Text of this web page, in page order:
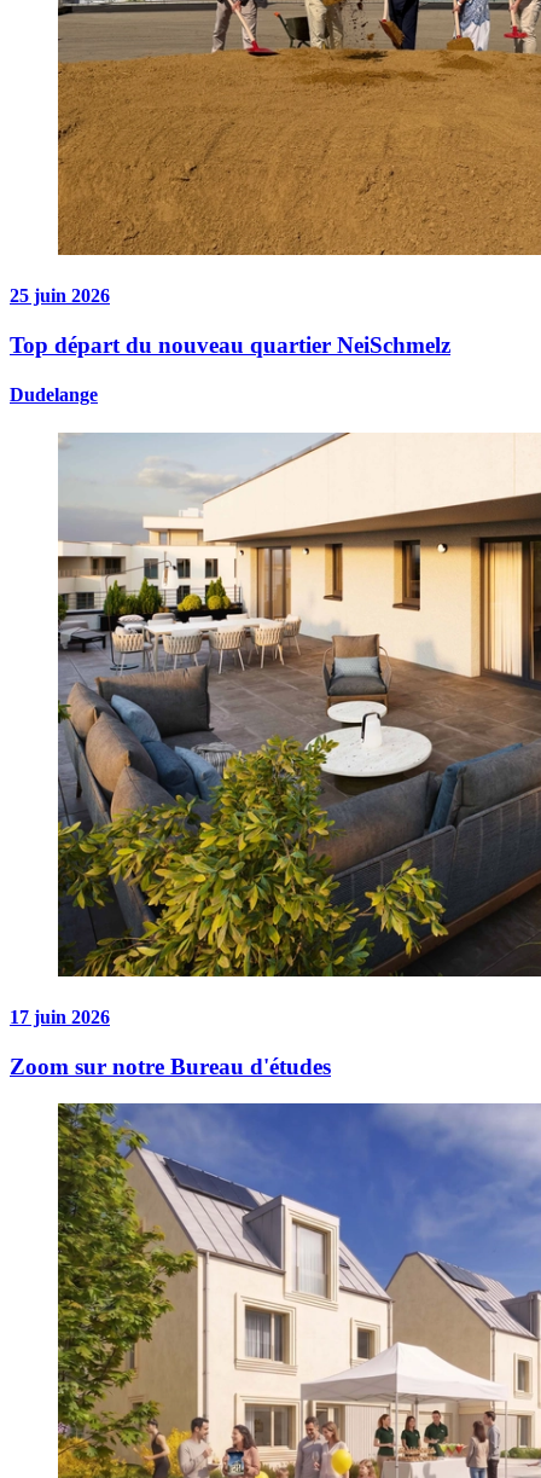
25 juin 2026
Top départ du nouveau quartier NeiSchmelz
Dudelange
17 juin 2026
Zoom sur notre Bureau d'études